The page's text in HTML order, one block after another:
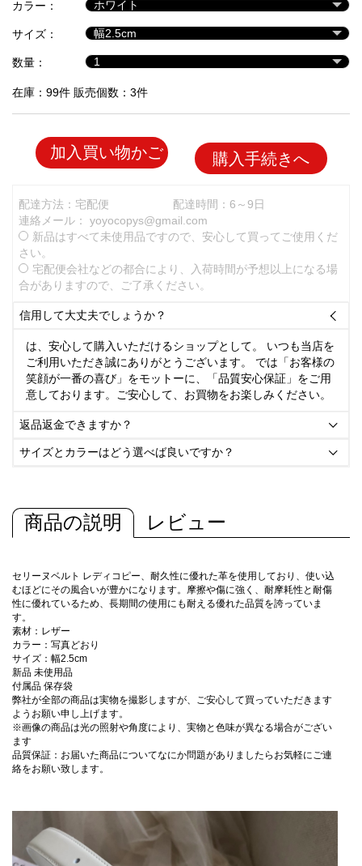
ル
品
カラー：
サイズ：
数量：
在庫：99件 販売個数：3件
加入買い物かご 購入手続きへ
配達方法：宅配便
配達時間：6～9日
連絡メール： yoyocopys@gmail.com
新品はすべて未使用品ですので、安心して買ってご使用くだ
さい。
宅配便会社などの都合により、入荷時間が予想以上になる場
合がありますので、ご了承ください。
信用して大丈夫でしょうか？ 
は、安心して購入いただけるショップとして。 いつも当店を
ご利用いただき誠にありがとうございます。 では「お客様の
笑顔が一番の喜び」をモットーに、「品質安心保証」をご用
意しております。ご安心して、お買物をお楽しみください。
返品返金できますか？ 
サイズとカラーはどう選べば良いですか？ 
商品の説明 レビュー
セリーヌベルト レディコピー、耐久性に優れた革を使用しており、使い込
むほどにその風合いが豊かになります。摩擦や傷に強く、耐摩耗性と耐傷
性に優れているため、長期間の使用にも耐える優れた品質を誇っていま
す。
素材：レザー
カラー：写真どおり
サイズ：幅2.5cm
新品 未使用品
付属品 保存袋
弊社が全部の商品は実物を撮影しますが、ご安心して買っていただきます
ようお願い申し上げます。
※画像の商品は光の照射や角度により、実物と色味が異なる場合がござい
ます
品質保証：お届いた商品についてなにか問題がありましたらお気軽にご連
絡をお願い致します。